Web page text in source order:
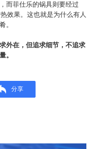
而菲仕乐的锅具则要经过
效果。这也就是为什么有人
。
外在，但追求细节，不追求
。
分享